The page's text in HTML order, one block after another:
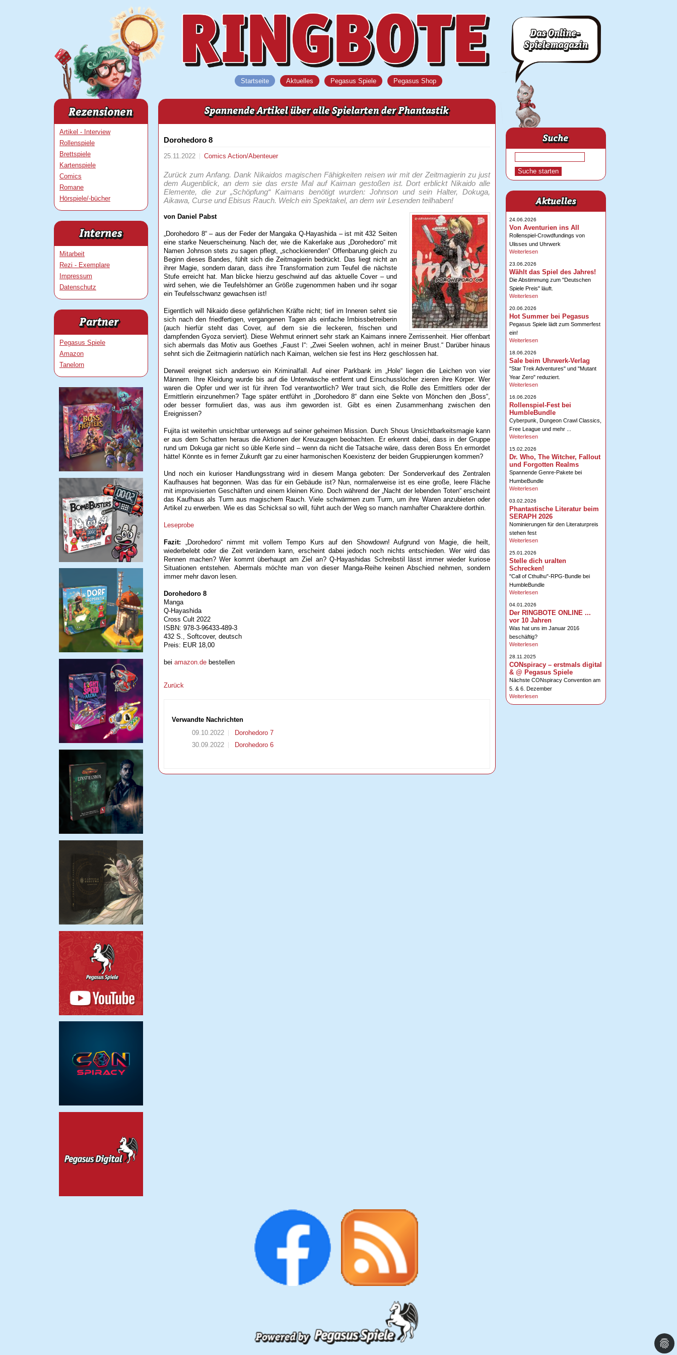
Startseite Aktuelles Pegasus Spiele Pegasus Shop
Artikel - Interview
Rollenspiele
Brettspiele
Kartenspiele
Comics
Romane
Hörspiele/-bücher
Mitarbeit
Rezi - Exemplare
Impressum
Datenschutz
Pegasus Spiele
Amazon
Tanelorn
Dorohedoro 8
25.11.2022 Comics Action/Abenteuer
Zurück zum Anfang. Dank Nikaidos magischen Fähigkeiten reisen wir mit der Zeitmagierin zu just
dem Augenblick, an dem sie das erste Mal auf Kaiman gestoßen ist. Dort erblickt Nikaido alle
Elemente, die zur „Schöpfung“ Kaimans benötigt wurden: Johnson und sein Halter, Dokuga,
Aikawa, Curse und Ebisus Rauch. Welch ein Spektakel, an dem wir Lesenden teilhaben!
von Daniel Pabst
„Dorohedoro 8“ – aus der Feder der Mangaka Q-Hayashida – ist mit 432 Seiten
eine starke Neuerscheinung. Nach der, wie die Kakerlake aus „Dorohedoro“ mit
Namen Johnson stets zu sagen pflegt, „schockierenden“ Offenbarung gleich zu
Beginn dieses Bandes, fühlt sich die Zeitmagierin bedrückt. Das liegt nicht an
ihrer Magie, sondern daran, dass ihre Transformation zum Teufel die nächste
Stufe erreicht hat. Man blicke hierzu geschwind auf das aktuelle Cover – und
wird sehen, wie die Teufelshörner an Größe zugenommen haben und ihr sogar
ein Teufelsschwanz gewachsen ist!
Eigentlich will Nikaido diese gefährlichen Kräfte nicht; tief im Inneren sehnt sie
sich nach den friedfertigen, vergangenen Tagen als einfache Imbissbetreiberin
(auch hierfür steht das Cover, auf dem sie die leckeren, frischen und
dampfenden Gyoza serviert). Diese Wehmut erinnert sehr stark an Kaimans innere Zerrissenheit. Hier offenbart
sich abermals das Motiv aus Goethes „Faust I“: „Zwei Seelen wohnen, ach! in meiner Brust.“ Darüber hinaus
sehnt sich die Zeitmagierin natürlich nach Kaiman, welchen sie fest ins Herz geschlossen hat.
Derweil ereignet sich anderswo ein Kriminalfall. Auf einer Parkbank im „Hole“ liegen die Leichen von vier
Männern. Ihre Kleidung wurde bis auf die Unterwäsche entfernt und Einschusslöcher zieren ihre Körper. Wer
waren die Opfer und wer ist für ihren Tod verantwortlich? Wer traut sich, die Rolle des Ermittlers oder der
Ermittlerin einzunehmen? Tage später entführt in „Dorohedoro 8“ dann eine Sekte von Mönchen den „Boss“,
oder besser formuliert das, was aus ihm geworden ist. Gibt es einen Zusammenhang zwischen den
Ereignissen?
Fujita ist weiterhin unsichtbar unterwegs auf seiner geheimen Mission. Durch Shous Unsichtbarkeitsmagie kann
er aus dem Schatten heraus die Aktionen der Kreuzaugen beobachten. Er erkennt dabei, dass in der Gruppe
rund um Dokuga gar nicht so üble Kerle sind – wenn da nicht die Tatsache wäre, dass deren Boss En ermordet
hätte! Könnte es in ferner Zukunft gar zu einer harmonischen Koexistenz der beiden Gruppierungen kommen?
Und noch ein kurioser Handlungsstrang wird in diesem Manga geboten: Der Sonderverkauf des Zentralen
Kaufhauses hat begonnen. Was das für ein Gebäude ist? Nun, normalerweise ist es eine große, leere Fläche
mit improvisierten Geschäften und einem kleinen Kino. Doch während der „Nacht der lebenden Toten“ erscheint
das Kaufhaus als Turm aus magischem Rauch. Viele schwärmen zum Turm, um ihre Waren anzubieten oder
Artikel zu erwerben. Wie es das Schicksal so will, führt auch der Weg so manch namhafter Charaktere dorthin.
Leseprobe
Fazit: „Dorohedoro“ nimmt mit vollem Tempo Kurs auf den Showdown! Aufgrund von Magie, die heilt,
wiederbelebt oder die Zeit verändern kann, erscheint dabei jedoch noch nichts entschieden. Wer wird das
Rennen machen? Wer kommt überhaupt am Ziel an? Q-Hayashidas Schreibstil lässt immer wieder kuriose
Situationen entstehen. Abermals möchte man von dieser Manga-Reihe keinen Abschied nehmen, sondern
immer mehr davon lesen.
Dorohedoro 8
Manga
Q-Hayashida
Cross Cult 2022
ISBN: 978-3-96433-489-3
432 S., Softcover, deutsch
Preis: EUR 18,00
bei amazon.de bestellen
Zurück
Verwandte Nachrichten
09.10.2022
Dorohedoro 7
30.09.2022
Dorohedoro 6
24.06.2026
Von Aventurien ins All
Rollenspiel-Crowdfundings von
Ulisses und Uhrwerk
Weiterlesen
23.06.2026
Wählt das Spiel des Jahres!
Die Abstimmung zum "Deutschen
Spiele Preis" läuft.
Weiterlesen
20.06.2026
Hot Summer bei Pegasus
Pegasus Spiele lädt zum Sommerfest
ein!
Weiterlesen
18.06.2026
Sale beim Uhrwerk-Verlag
"Star Trek Adventures" und "Mutant
Year Zero" reduziert.
Weiterlesen
16.06.2026
Rollenspiel-Fest bei
HumbleBundle
Cyberpunk, Dungeon Crawl Classics,
Free League und mehr ...
Weiterlesen
15.02.2026
Dr. Who, The Witcher, Fallout
und Forgotten Realms
Spannende Genre-Pakete bei
HumbeBundle
Weiterlesen
03.02.2026
Phantastische Literatur beim
SERAPH 2026
Nominierungen für den Literaturpreis
stehen fest
Weiterlesen
25.01.2026
Stelle dich uralten
Schrecken!
"Call of Cthulhu"-RPG-Bundle bei
HumbleBundle
Weiterlesen
04.01.2026
Der RINGBOTE ONLINE ...
vor 10 Jahren
Was hat uns im Januar 2016
beschäftig?
Weiterlesen
28.11.2025
CONspiracy – erstmals digital
& @ Pegasus Spiele
Nächste CONspiracy Convention am
5. & 6. Dezember
Weiterlesen